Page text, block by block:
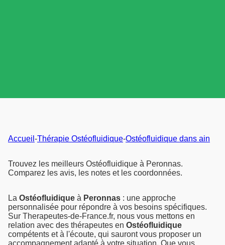
Accueil -Thérapie Ostéofluidique-Ostéofluidique dans ain
Trouvez les meilleurs Ostéofluidique à Peronnas.
Comparez les avis, les notes et les coordonnées.
La Ostéofluidique à Peronnas : une approche
personnalisée pour répondre à vos besoins spécifiques.
Sur Therapeutes-de-France.fr, nous vous mettons en
relation avec des thérapeutes en Ostéofluidique
compétents et à l'écoute, qui sauront vous proposer un
accompagnement adapté à votre situation. Que vous